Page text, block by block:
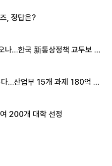
, 정답은?
나…한국 新통상정책 교두보 활
…산업부 15개 과제 180억 지
200개 대학 선정